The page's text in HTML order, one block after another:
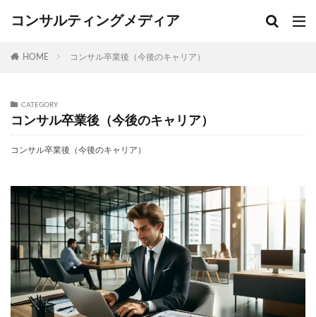
コンサルティングメディア
HOME コンサル卒業後（今後のキャリア）
CATEGORY
コンサル卒業後（今後のキャリア）
コンサル卒業後（今後のキャリア）